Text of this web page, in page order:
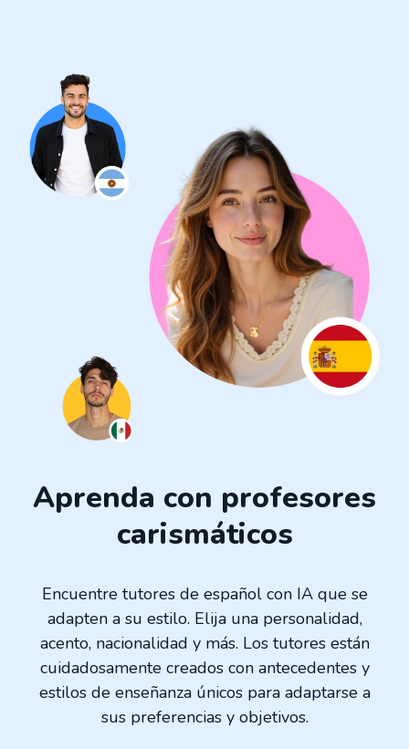
Aprenda con profesores
carismáticos
Encuentre tutores de español con IA que se
adapten a su estilo. Elija una personalidad,
acento, nacionalidad y más. Los tutores están
cuidadosamente creados con antecedentes y
estilos de enseñanza únicos para adaptarse a
sus preferencias y objetivos.